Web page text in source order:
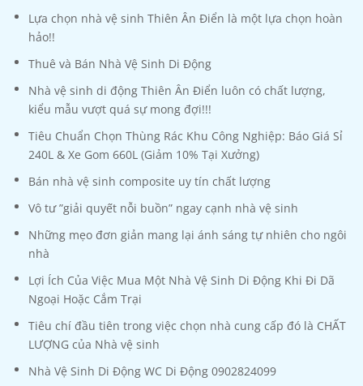
Lựa chọn nhà vệ sinh Thiên Ân Điển là một lựa chọn hoàn
hảo!!
Thuê và Bán Nhà Vệ Sinh Di Động
Nhà vệ sinh di động Thiên Ân Điển luôn có chất lượng,
kiểu mẫu vượt quá sự mong đợi!!!
Tiêu Chuẩn Chọn Thùng Rác Khu Công Nghiệp: Báo Giá Sỉ
240L & Xe Gom 660L (Giảm 10% Tại Xưởng)
Bán nhà vệ sinh composite uy tín chất lượng
Vô tư ”giải quyết nỗi buồn” ngay cạnh nhà vệ sinh
Những mẹo đơn giản mang lại ánh sáng tự nhiên cho ngôi
nhà
Lợi Ích Của Việc Mua Một Nhà Vệ Sinh Di Động Khi Đi Dã
Ngoại Hoặc Cắm Trại
Tiêu chí đầu tiên trong việc chọn nhà cung cấp đó là CHẤT
LƯỢNG của Nhà vệ sinh
Nhà Vệ Sinh Di Động WC Di Động 0902824099